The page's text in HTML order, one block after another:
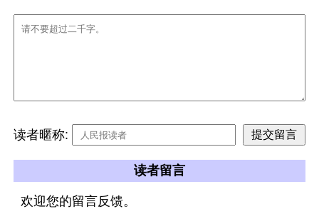
读者暱称:
读者留言
欢迎您的留言反馈。